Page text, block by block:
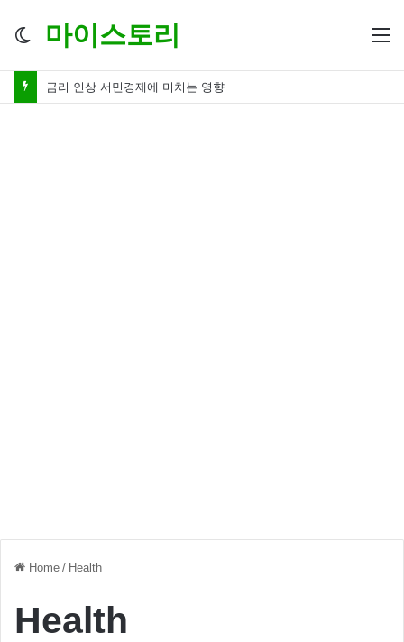
Switch
마이스토리
금리 인하 서민경제 파장 ‘숨겨진 영향력’
Home / Health
Health